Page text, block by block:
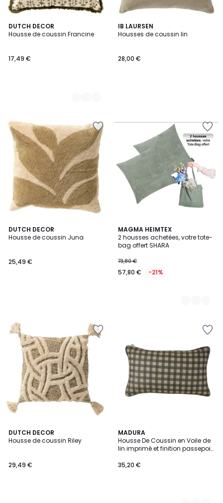
DUTCH DECOR
Housse de coussin Francine
17,49 €
2
Couleurs
IB LAURSEN
Housses de coussin lin
28,00 €
DUTCH DECOR
Housse de coussin Juna
25,49 €
MAGMA HEIMTEX
2 housses achetées, votre tote-
bag offert SHARA
73,80 €
57,80 € -21%
4
Couleurs
DUTCH DECOR
Housse de coussin Riley
29,49 €
MADURA
Housse De Coussin en Voile de
lin imprimé et finition passepoil
35,20 €
2
Couleurs